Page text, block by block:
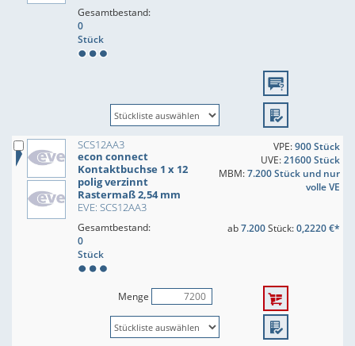
Gesamtbestand:
0
Stück
SCS12AA3
econ connect
Kontaktbuchse 1 x 12
polig verzinnt
Rastermaß 2,54 mm
EVE: SCS12AA3
VPE:900 Stück
UVE:21600 Stück
MBM:7.200 Stück und nur
volle VE
Gesamtbestand:
0
Stück
ab7.200Stück:0,2220 €*
Menge